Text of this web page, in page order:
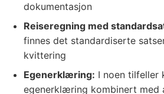
dokumentasjon
Reiseregning med
finnes det standardiserte
kvittering
Egenerklæring: I noen tilfeller
egenerklæring kombinert med